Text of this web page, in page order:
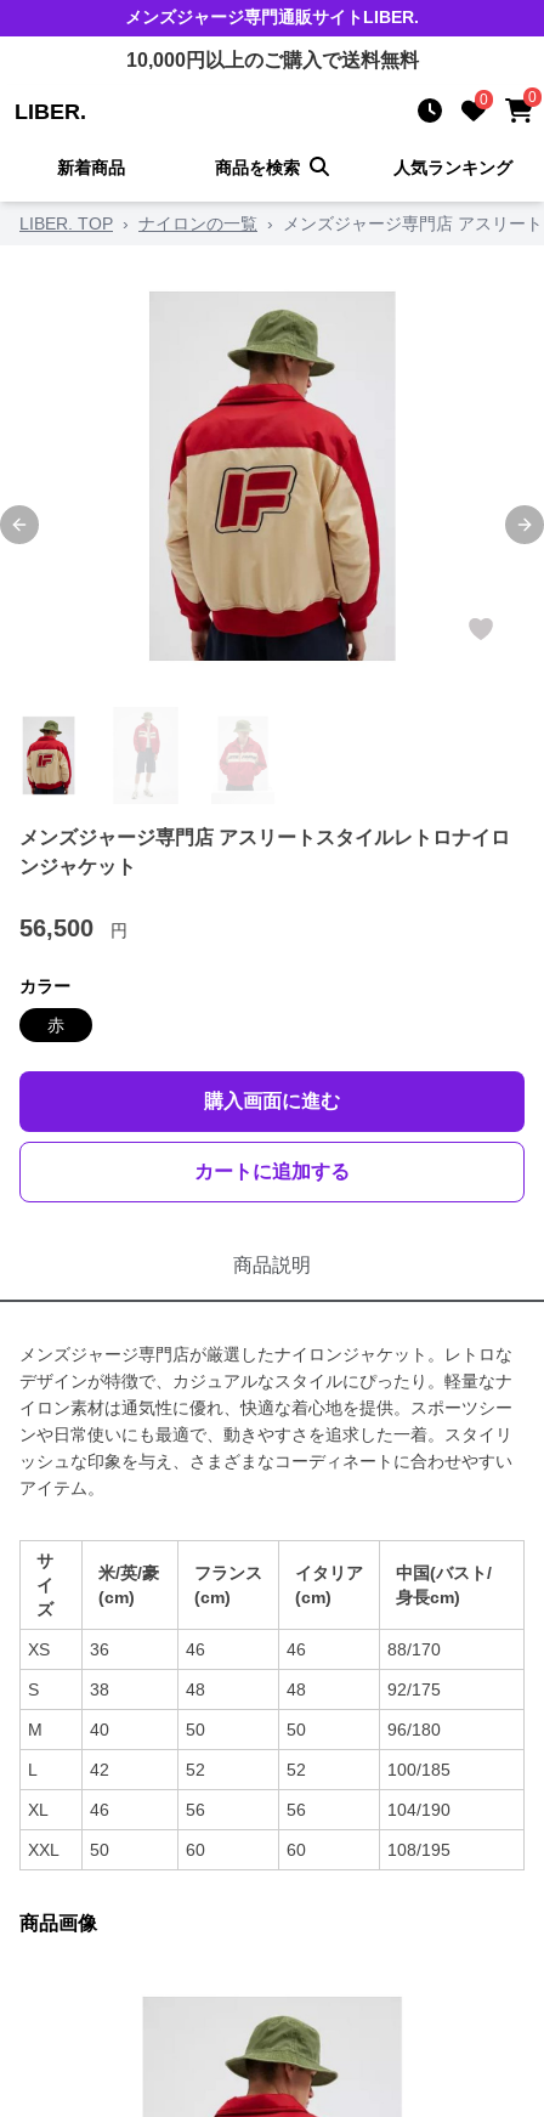
メンズジャージ専門通販サイトLIBER.
10,000円以上のご購入で送料無料
LIBER. 0 0
新着商品 商品を検索 人気ランキング
LIBER. TOP › ナイロンの一覧 › メンズジャージ専門店 アスリー
Previous slide
メンズジャージ専門店 アスリートスタイルレトロナイロ
ンジャケット
56,500 円
カラー
赤
購入画面に進む
カートに追加する
商品説明
メンズジャージ専門店が厳選したナイロンジャケット。レトロな
デザインが特徴で、カジュアルなスタイルにぴったり。軽量なナ
イロン素材は通気性に優れ、快適な着心地を提供。スポーツシー
ンや日常使いにも最適で、動きやすさを追求した一着。スタイリ
ッシュな印象を与え、さまざまなコーディネートに合わせやすい
アイテム。
サ
イ
ズ
米/英/豪
(cm)
フランス
(cm)
イタリア
(cm)
中国(バスト/
身長cm)
XS 36 46 46 88/170
S 38 48 48 92/175
M 40 50 50 96/180
L 42 52 52 100/185
XL 46 56 56 104/190
XXL 50 60 60 108/195
商品画像